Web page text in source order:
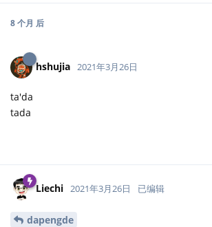
8 个月 后
hshujia 2021年3月26日
ta'da
tada
Liechi 2021年3月26日 已编辑
dapengde